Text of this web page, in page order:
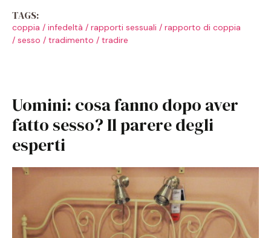
TAGS:
coppia / infedeltà / rapporti sessuali / rapporto di coppia
/ sesso / tradimento / tradire
Uomini: cosa fanno dopo aver
fatto sesso? Il parere degli
esperti